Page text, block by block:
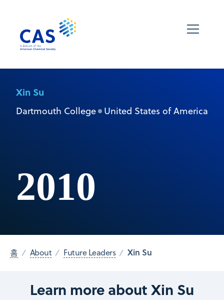
Xin Su
Dartmouth College United States of America
2010
홈 About Future Leaders Xin Su
Learn more about Xin Su